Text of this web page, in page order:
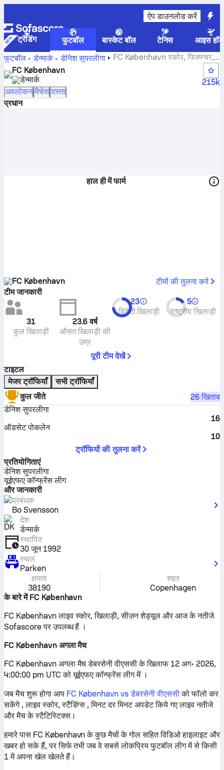
ऐप डाउनलोड करें
ट्रेंडिंग फुटबॉल बास्केट बॉल टेनिस
आइस
फुटबॉल
डेन्मार्क डेनिश सुपरलीगा
FC København स्कोर, फिक्स्चर,
स्टैंडिंग्स और प्लेयर स्टैटस
FC København
डेन्मार्क
215k
अवलोकन मैचेस दस्ता
प्रधान
हाल ही में फार्म
FC København
टीमों की तुलना करें
टीम जानकारी
31
कुल खिलाड़ी
23.6वर्ष
औसत खिलाड़ी की
उम्र
23
विदेशी खिलाड़ी
5
राष्ट्रीय खिलाड़ी
पूरी टीम देखें
टाइटल
मेजर ट्रॉफियाँ
सभी ट्रॉफियाँ
कुल जीते
26 खिताब
डेनिश सुपरलीगा
16
ऑडसेट पोकलेन
10
ट्रॉफियों की तुलना करें
प्रतियोगिताएं
डेनिश सुपरलीगा
यूईएफए कॉन्फ्रेंस लीग
और जानकारी
प्रबंधक
Bo Svensson
देश
डेन्मार्क
स्थापित
30 जून 1992
स्थल
Parken
क्षमता
38190
शहर
Copenhagen
के बारे में FC København
FC København लाइव स्कोर, खिलाड़ी, सीज़न शेड्यूल और आज के नतीजे
Sofascore पर उपलब्ध हैं ।
FC København अगला मैच
FC København अगला मैच डेबरसेनी वीएससी के खिलाफ 12 अग॰ 2026,
4:00:00 pm UTC को यूईएफए कॉन्फ्रेंस लीग में ।
जब मैच शुरू होगा आप FC København vs डेबरसेनी वीएससीको फॉलो कर
सकेंगे , लाइव स्कोर, स्टैंडिंग्स , मिनट दर मिनट अपडेट किये गए लाइव नतीजे
और मैच के स्टैटिस्टिक्स।
हमारे पास FC København के कुछ मैचों के गोल सहित विडिओ हाइलाइट और
खबर हो सके हैं, पर सिर्फ तभी जब वे सबसे लोकप्रिय फुटबॉल लीग में से किसी
1 में अपना खेल खेलते हैं।